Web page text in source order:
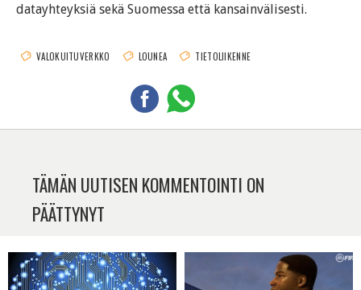
datayhteyksiä sekä Suomessa että kansainvälisesti.
VALOKUITUVERKKO LOUNEA TIETOLIIKENNE
TÄMÄN UUTISEN KOMMENTOINTI ON
PÄÄTTYNYT